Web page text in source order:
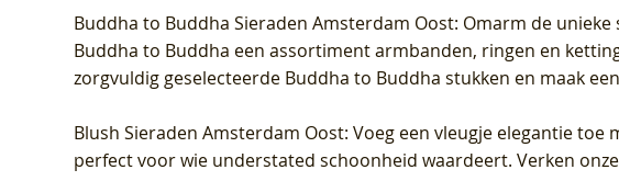
Buddha to Buddha Sieraden Amsterdam Oost: Omarm de
Buddha to Buddha een assortiment armbanden, ringen en
zorgvuldig geselecteerde Buddha to Buddha stukken en maak
Blush Sieraden Amsterdam Oost: Voeg een vleugje elegantie
perfect voor wie understated schoonheid waardeert. Verken